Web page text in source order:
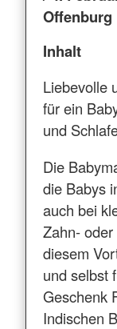
Offenburg
Inhalt
Liebevolle
für ein
und
Die
die Babys
auch bei
Zahn-
diesem
und selbst
Geschenk
Indischen